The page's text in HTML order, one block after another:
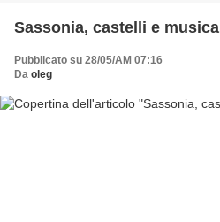
Sassonia, castelli e musica
Pubblicato su 28/05/AM 07:16
Da oleg